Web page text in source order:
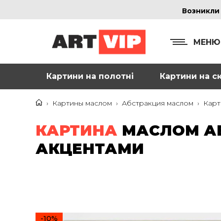
МЕНЮ
Картини на полотні Картини на
› Картины маслом › Абстракция маслом ›
КАРТИНА МАСЛОМ
АКЦЕНТАМИ
-10%